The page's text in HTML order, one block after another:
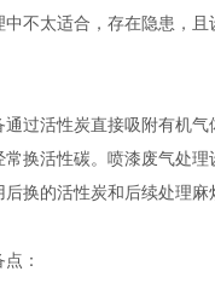
不太适合，存在隐患，且
通过活性炭直接吸附有机
常换活性碳。喷漆废气处
后换的活性炭和后续处理
：